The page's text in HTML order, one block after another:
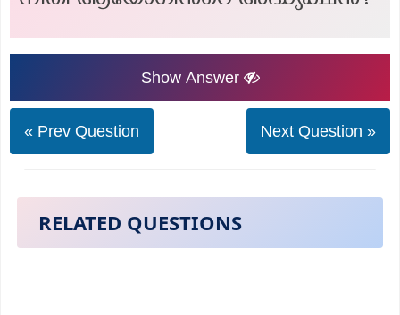
Show Answer
« Prev Question Next Question »
RELATED QUESTIONS